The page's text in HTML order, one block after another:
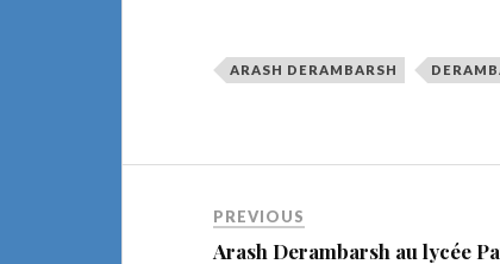
ARASH DERAMBARSH
PREVIOUS
Arash Derambarsh au lycée